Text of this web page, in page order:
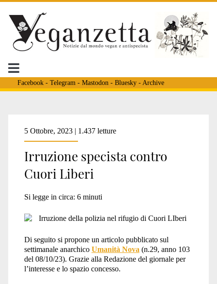
Facebook- Telegram - Mastodon - Bluesky- Archive
Tag:
<span>allevamenti
intensivi</span>
5 Ottobre, 2023 | 1.437 letture
Irruzione specista contro
Cuori Liberi
Si legge in circa: 6 minuti
Di seguito si propone un articolo pubblicato sul
settimanale anarchico Umanità Nova (n.29, anno 103
del 08/10/23). Grazie alla Redazione del giornale per
l’interesse e lo spazio concesso.